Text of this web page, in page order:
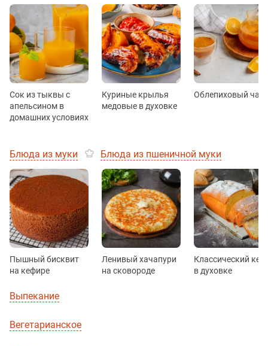
Сок из тыквы с
апельсином в
домашних условиях
Куриные крылья
медовые в духовке
Облепиховый чай
Блюда из муки Блюда из пшеничной муки
Пышный бисквит
на кефире
Ленивый хачапури
на сковороде
Классический
в духовке
Выпекание
Вегетарианское